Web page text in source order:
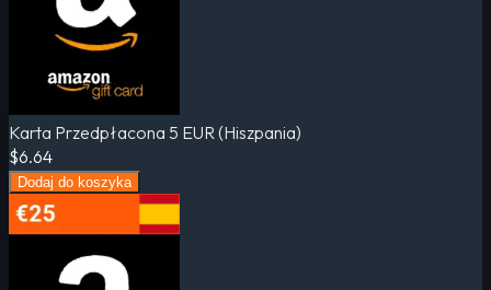
Karta Przedpłacona 5 EUR (Hiszpania)
$6.64
Dodaj do koszyka